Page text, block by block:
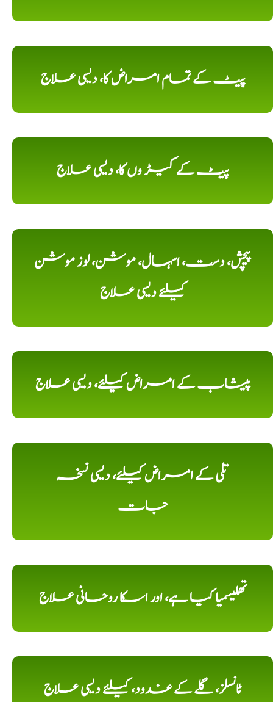
پیٹ کے تمام امراض کا، دیسی علاج
پیٹ کے کیڑ وں کا، دیسی علاج
پیچش، دست، اسہال، موشن، لوز موشن
کیلئے دیسی علاج
پیشاب کے امراض کیلئے، دیسی علاج
تلی کے امراض کیلئے، دیسی نسخہ
جات
تھلیسمیا کیا ہے، اور اسکا روحانی علاج
ٹانسلز، گلے کے غدود، کیلئے دیسی علاج